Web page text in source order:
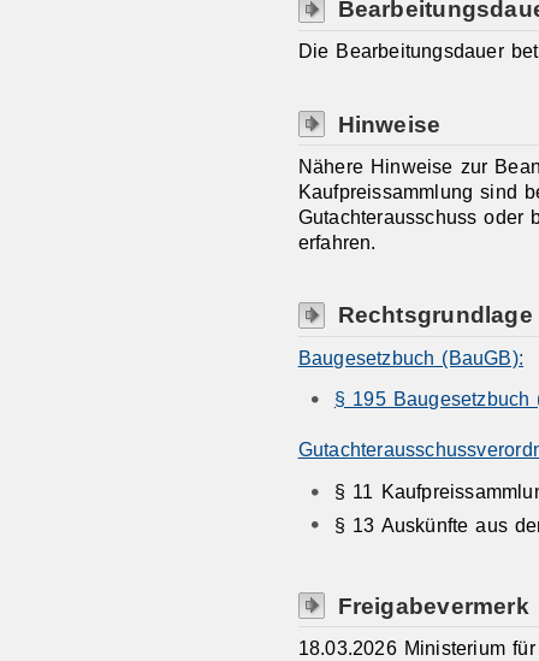
Die Bearbeitungsdauer
Hinweise
Nähere Hinweise zur
Kaufpreissammlung sind
Gutachterausschuss oder
erfahren.
Rechtsgrundlage
Baugesetzbuch (BauGB):
§ 195 Baugesetzbuch
§ 11
§ 13 Auskünfte aus
Freigabevermerk
18.03.2026 Ministerium